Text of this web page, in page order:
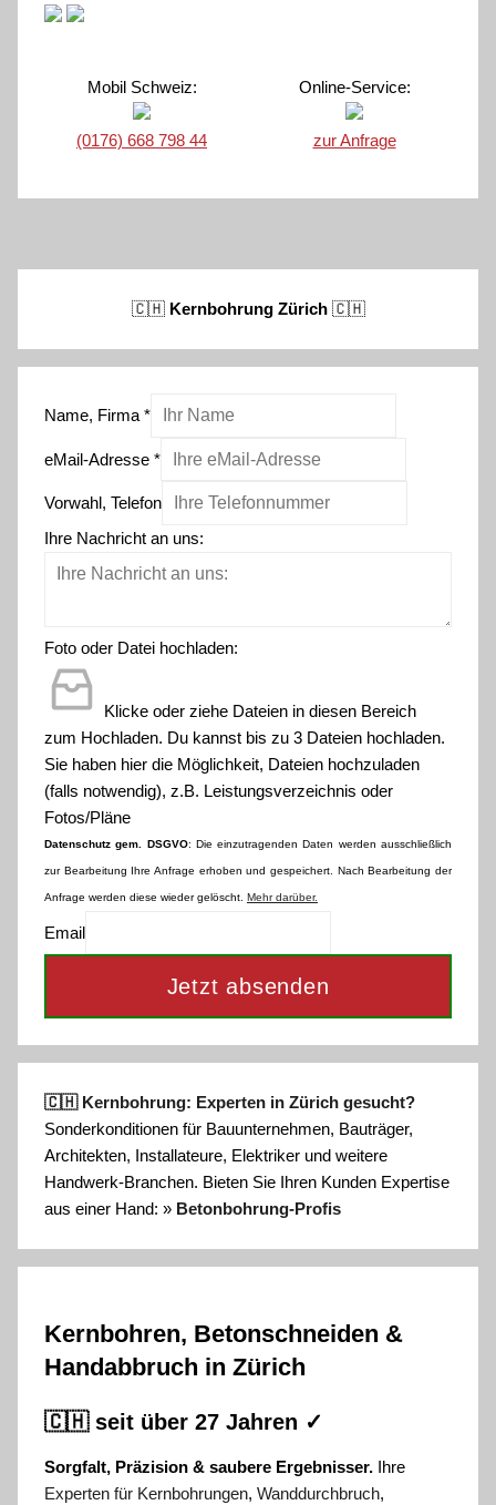
Mobil Schweiz:
(0176) 668 798 44
Online-Service:
zur Anfrage
🇨🇭 Kernbohrung Zürich🇨🇭
Name, Firma *
eMail-Adresse *
Vorwahl, Telefon
Ihre Nachricht an uns:
Foto oder Datei hochladen:
Klicke oder ziehe Dateien in diesen Bereich
zum Hochladen. Du kannst bis zu 3 Dateien hochladen.
Sie haben hier die Möglichkeit, Dateien hochzuladen
(falls notwendig), z.B. Leistungsverzeichnis oder
Fotos/Pläne
Datenschutz gem. DSGVO: Die einzutragenden Daten werden ausschließlich
zur Bearbeitung Ihre Anfrage erhoben und gespeichert. Nach Bearbeitung der
Anfrage werden diese wieder gelöscht. Mehr darüber.
Email
Jetzt absenden
🇨🇭 Kernbohrung: Experten in Zürich gesucht?
Sonderkonditionen für Bauunternehmen, Bauträger,
Architekten, Installateure, Elektriker und weitere
Handwerk-Branchen. Bieten Sie Ihren Kunden Expertise
aus einer Hand: » Betonbohrung-Profis
Kernbohren, Betonschneiden &
Handabbruch in Zürich
🇨🇭 seit über 27 Jahren ✓
Sorgfalt, Präzision & saubere Ergebnisser. Ihre
Experten für Kernbohrungen, Wanddurchbruch,